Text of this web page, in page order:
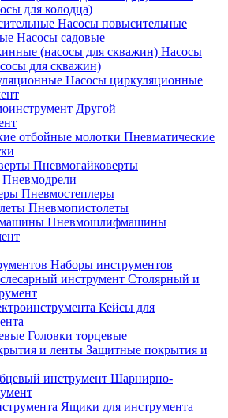
для колодца)
Насосы повысительные
Насосы садовые
Насосы
для скважин)
Насосы циркуляционные
Другой
Пневматические
Пневмогайковерты
Пневмодрели
Пневмостеплеры
Пневмопистолеты
Пневмошлифмашины
Наборы инструментов
Столярный и
Кейсы для
Головки торцевые
Защитные покрытия и
Шарнирно-
Ящики для инструмента